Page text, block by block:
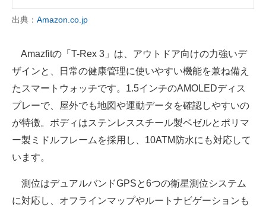
出典： Amazon.co.jp
Amazfitの「T-Rex 3」は、アウトドア向けの力強いデ
ザインと、日常の健康管理に使いやすい機能を兼ね備え
たスマートウォッチです。1.5インチのAMOLEDディス
プレーで、屋外でも地図や運動データを確認しやすいの
が特徴。ボディはステンレススチール製ベゼルとポリマ
ー製ミドルフレームを採用し、10ATM防水にも対応して
います。
測位はデュアルバンドGPSと6つの衛星測位システム
に対応し、オフラインマップやルートナビゲーションも